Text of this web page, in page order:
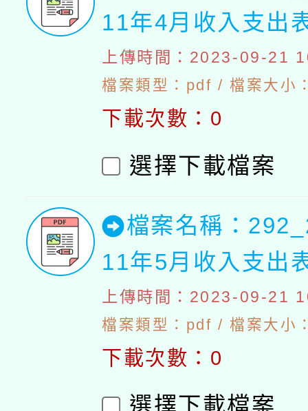
11年4月收入支出
上傳時間：2023-09-21
檔案類型：pdf / 檔案大小
下載次數：0
選擇下載檔案
檔案名稱：
11年5月收入支出
上傳時間：2023-09-21
檔案類型：pdf / 檔案大小
下載次數：0
選擇下載檔案